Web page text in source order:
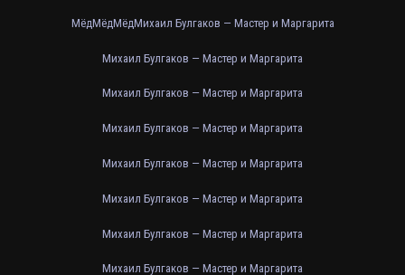
МёдМёдМёдМихаил Булгаков — Мастер и Маргарита
Михаил Булгаков — Мастер и Маргарита
Михаил Булгаков — Мастер и Маргарита
Михаил Булгаков — Мастер и Маргарита
Михаил Булгаков — Мастер и Маргарита
Михаил Булгаков — Мастер и Маргарита
Михаил Булгаков — Мастер и Маргарита
Михаил Булгаков — Мастер и Маргарита